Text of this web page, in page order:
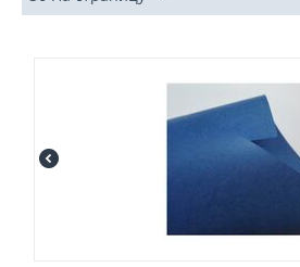
черный